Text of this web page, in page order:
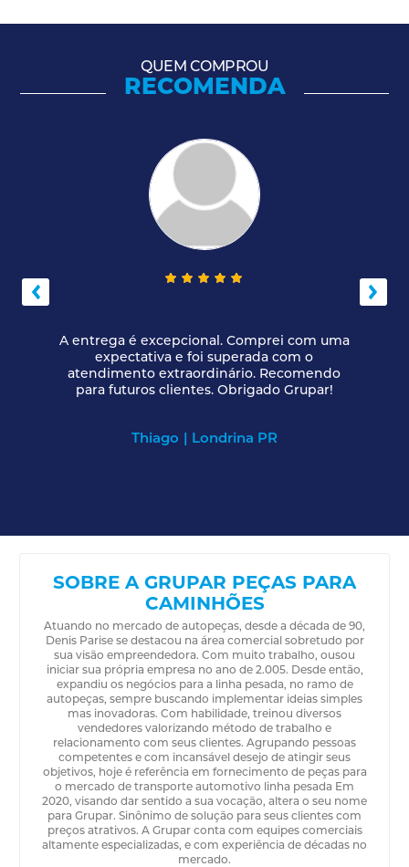
QUEM COMPROU
RECOMENDA
A entrega é excepcional. Comprei com uma
expectativa e foi superada com o
atendimento extraordinário. Recomendo
para futuros clientes. Obrigado Grupar!
Thiago | Londrina PR
SOBRE A GRUPAR PEÇAS PARA
CAMINHÕES
Atuando no mercado de autopeças, desde a década de 90,
Denis Parise se destacou na área comercial sobretudo por
sua visão empreendedora. Com muito trabalho, ousou
iniciar sua própria empresa no ano de 2.005. Desde então,
expandiu os negócios para a linha pesada, no ramo de
autopeças, sempre buscando implementar ideias simples
mas inovadoras. Com habilidade, treinou diversos
vendedores valorizando método de trabalho e
relacionamento com seus clientes. Agrupando pessoas
competentes e com incansável desejo de atingir seus
objetivos, hoje é referência em fornecimento de peças para
o mercado de transporte automotivo linha pesada Em
2020, visando dar sentido a sua vocação, altera o seu nome
para Grupar. Sinônimo de solução para seus clientes com
preços atrativos. A Grupar conta com equipes comerciais
altamente especializadas, e com experiência de décadas no
mercado.